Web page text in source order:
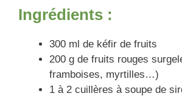
Ingrédients :
300 ml de kéfir de fruits
200 g de fruits rouges
framboises, myrtilles…)
1 à 2 cuillères à soupe de